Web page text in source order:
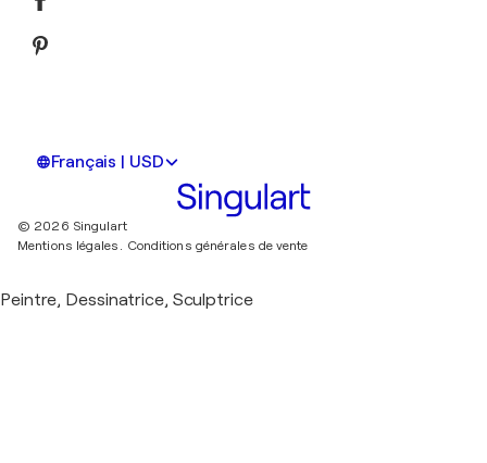
Français | USD
© 2026 Singulart
Mentions légales.
Conditions générales de vente
Peintre, Dessinatrice, Sculptrice